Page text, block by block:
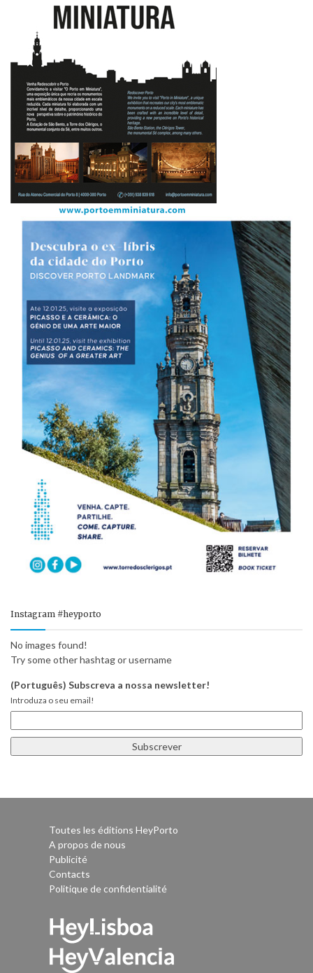
Instagram #heyporto
No images found!
Try some other hashtag or username
(Português) Subscreva a nossa newsletter!
Introduza o seu email!
Toutes les éditions HeyPorto
A propos de nous
Publicité
Contacts
Politique de confidentialité